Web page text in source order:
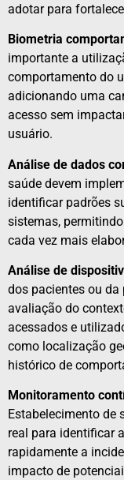
adotar para
Biometria
importante a
comportamento do
adicionando uma
acesso sem
usuário.
Análise de dados
saúde devem
identificar padrões
sistemas,
cada vez mais
Análise de
dos pacientes ou da
avaliação do
acessados e
como localização
histórico de
Monitoramento
Estabelecimento de
real para identificar
rapidamente a
impacto de